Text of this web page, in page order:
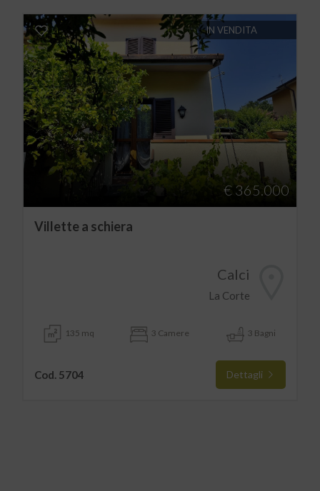
IN VENDITA
€ 365.000
Villette a schiera
Calci
La Corte
135 mq 3 Camere 3 Bagni
Cod. 5704 Dettagli